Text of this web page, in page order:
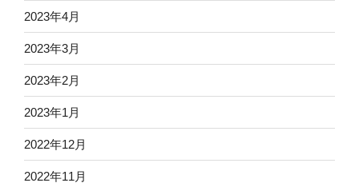
2023年4月
2023年3月
2023年2月
2023年1月
2022年12月
2022年11月